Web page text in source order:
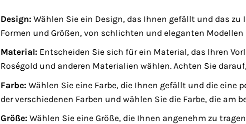
Design: Wählen Sie ein Design, das Ihnen gefällt und das
Formen und Größen, von schlichten und eleganten
Material: Entscheiden Sie sich für ein Material, das Ihren
Roségold und anderen Materialien wählen. Achten Sie
Farbe: Wählen Sie eine Farbe, die Ihnen gefällt und die eine
der verschiedenen Farben und wählen Sie die Farbe, die am
Größe: Wählen Sie eine Größe, die Ihnen angenehm zu